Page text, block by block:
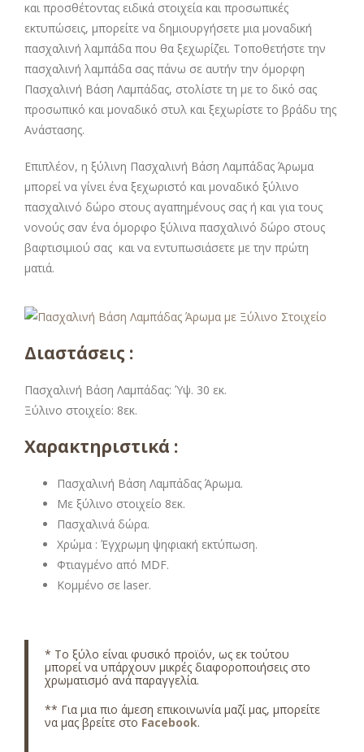
και προσθέτοντας ειδικά στοιχεία και προσωπικές
εκτυπώσεις, μπορείτε να δημιουργήσετε μια μοναδική
πασχαλινή λαμπάδα που θα ξεχωρίζει. Τοποθετήστε την
πασχαλινή λαμπάδα σας πάνω σε αυτήν την όμορφη
Πασχαλινή Βάση Λαμπάδας, στολίστε τη με το δικό σας
προσωπικό και μοναδικό στυλ και ξεχωρίστε το βράδυ της
Ανάστασης.
Επιπλέον, η ξύλινη Πασχαλινή Βάση Λαμπάδας Άρωμα
μπορεί να γίνει ένα ξεχωριστό και μοναδικό ξύλινο
πασχαλινό δώρο στους αγαπημένους σας ή και για τους
νονούς σαν ένα όμορφο ξύλινα πασχαλινό δώρο στους
βαφτισιμιού σας και να εντυπωσιάσετε με την πρώτη
ματιά.
Διαστάσεις :
Πασχαλινή Βάση Λαμπάδας: Ύψ. 30 εκ.
Ξύλινο στοιχείο: 8εκ.
Χαρακτηριστικά :
Πασχαλινή Βάση Λαμπάδας Άρωμα.
Με ξύλινο στοιχείο 8εκ.
Πασχαλινά δώρα.
Χρώμα : Έγχρωμη ψηφιακή εκτύπωση.
Φτιαγμένο από MDF.
Κομμένο σε laser.
* Το ξύλο είναι φυσικό προϊόν, ως εκ τούτου
μπορεί να υπάρχουν μικρές διαφοροποιήσεις στο
χρωματισμό ανά παραγγελία.
** Για μια πιο άμεση επικοινωνία μαζί μας, μπορείτε
να μας βρείτε στο Facebook.